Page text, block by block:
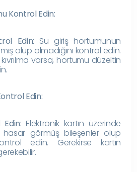
Kontrol Edin:
Edin: Su giriş hortumunun
olup olmadığını kontrol edin.
kıvrılma varsa, hortumu düzeltin
Edin:
Elektronik kartın üzerinde
hasar görmüş bileşenler olup
edin. Gerekirse kartın